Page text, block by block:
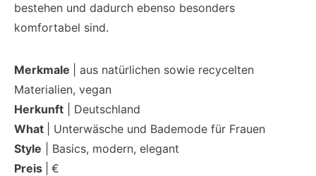
bestehen und dadurch ebenso besonders
komfortabel sind.
Merkmale
| aus natürlichen sowie recycelten
Materialien, vegan
Herkunft | Deutschland
What
| Unterwäsche und Bademode für Frauen
Style | Basics, modern, elegant
Preis
€